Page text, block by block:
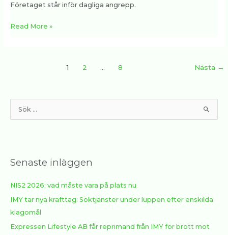
Företaget står inför dagliga angrepp.
Read More »
1 2 … 8 Nästa →
f
e
r
:
Senaste inläggen
NIS2 2026: vad måste vara på plats nu
IMY tar nya krafttag: Söktjänster under luppen efter enskilda
klagomål
Expressen Lifestyle AB får reprimand från IMY för brott mot